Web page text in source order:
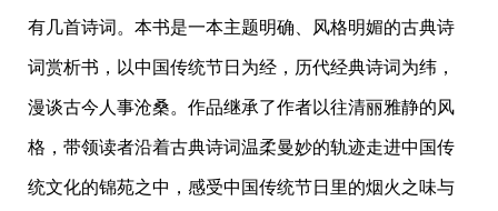
有几首诗词。本书是一本主题明确、风格明媚的古典诗
词赏析书，以中国传统节日为经，历代经典诗词为纬，
漫谈古今人事沧桑。作品继承了作者以往清丽雅静的风
格，带领读者沿着古典诗词温柔曼妙的轨迹走进中国传
统文化的锦苑之中，感受中国传统节日里的烟火之味与